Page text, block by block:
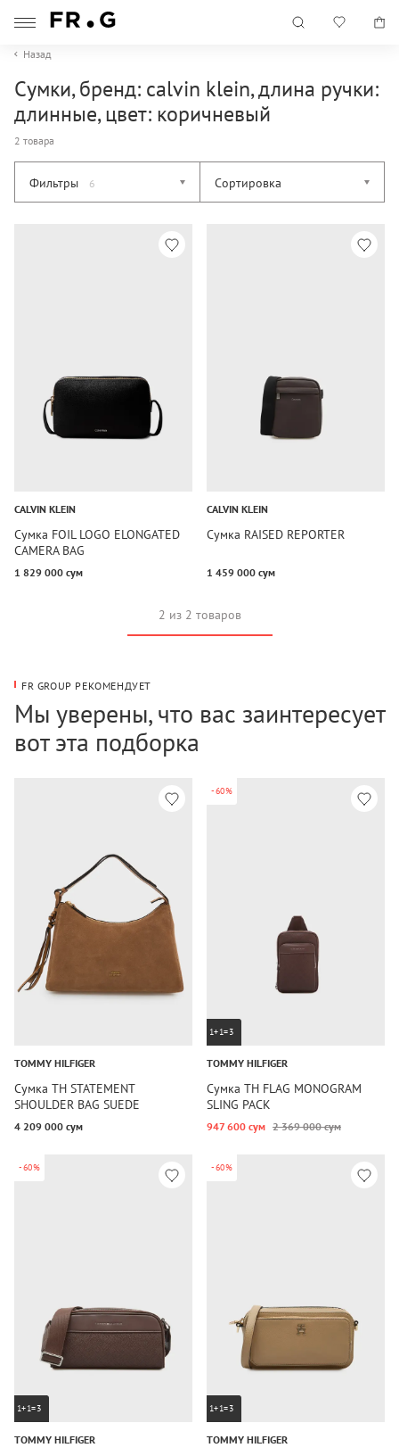
Назад
Сумки, бренд: calvin klein, длина ручки:
длинные, цвет: коричневый
2 товара
Фильтры 6 Сортировка
CALVIN KLEIN
Сумка FOIL LOGO ELONGATED
CAMERA BAG
1 829 000 сум
CALVIN KLEIN
Сумка RAISED REPORTER
1 459 000 сум
2 из 2 товаров
FR GROUP РЕКОМЕНДУЕТ
Мы уверены, что вас заинтересует
вот эта подборка
TOMMY HILFIGER
Сумка TH STATEMENT
SHOULDER BAG SUEDE
4 209 000 сум
-60%
1+1=3
TOMMY HILFIGER
Сумка TH FLAG MONOGRAM
SLING PACK
947 600 сум 2 369 000 сум
-60%
1+1=3
TOMMY HILFIGER
-60%
1+1=3
TOMMY HILFIGER